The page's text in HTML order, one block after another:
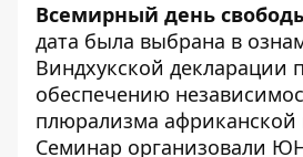
Всемирный день
дата была выбрана в
Виндхукской декларации
обеспечению
плюрализма африканской
Семинар организовали